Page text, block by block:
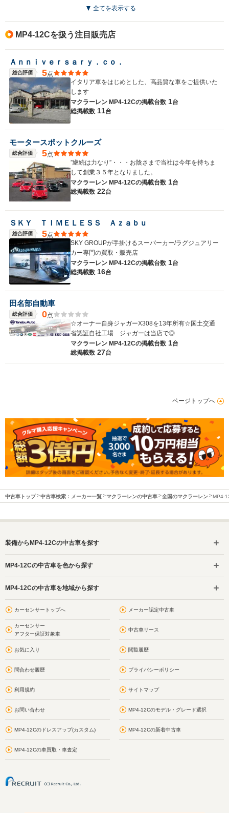
全てを表示する
MP4-12Cを扱う注目販売店
Ａｎｎｉｖｅｒｓａｒｙ．ｃｏ．
総合評価 5点
イタリア車をはじめとした、高品質な車をご提供いた
します
マクラーレン MP4-12Cの掲載台数 1台
総掲載数 11台
モータースポットクルーズ
総合評価 5点
”継続は力なり”・・・お陰さまで当社は今年を持ちま
して創業３５年となりました。
マクラーレン MP4-12Cの掲載台数 1台
総掲載数 22台
ＳＫＹ ＴＩＭＥＬＥＳＳ Ａｚａｂｕ
総合評価 5点
SKY GROUPが手掛けるスーパーカー/ラグジュアリー
カー専門の買取・販売店
マクラーレン MP4-12Cの掲載台数 1台
総掲載数 16台
田名部自動車
総合評価 0点
☆オーナー自身ジャガーX308を13年所有☆国土交通
省認証自社工場 ジャガーは当店で◎
マクラーレン MP4-12Cの掲載台数 1台
総掲載数 27台
ページトップへ
中古車トップ 中古車検索：メーカー一覧 マクラーレンの中古車 全国のマクラーレン MP4-
装備からMP4-12Cの中古車を探す
MP4-12Cの中古車を色から探す
MP4-12Cの中古車を地域から探す
カーセンサートップへ メーカー認定中古車
カーセンサー
アフター保証対象車
中古車リース
お気に入り 閲覧履歴
問合わせ履歴 プライバシーポリシー
利用規約 サイトマップ
お問い合わせ MP4-12Cのモデル・グレード選択
MP4-12Cのドレスアップ(カスタム) MP4-12Cの新着中古車
MP4-12Cの車買取・車査定